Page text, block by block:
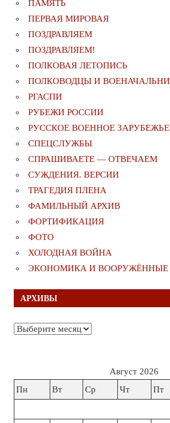
ПАМЯТЬ
ПЕРВАЯ МИРОВАЯ
ПОЗДРАВЛЯЕМ
ПОЗДРАВЛЯЕМ!
ПОЛКОВАЯ ЛЕТОПИСЬ
ПОЛКОВОДЦЫ И
РГАСПИ
РУБЕЖИ РОССИИ
РУССКОЕ ВОЕННОЕ ЗАРУБЕЖЬЕ
СПЕЦСЛУЖБЫ
СПРАШИВАЕТЕ — ОТВЕЧАЕМ
СУЖДЕНИЯ. ВЕРСИИ
ТРАГЕДИЯ ПЛЕНА
ФАМИЛЬНЫЙ АРХИВ
ФОРТИФИКАЦИЯ
ФОТО
ХОЛОДНАЯ ВОЙНА
ЭКОНОМИКА И
АРХИВЫ
Архивы
Август 2026
Пн
Вт Ср Чт Пт